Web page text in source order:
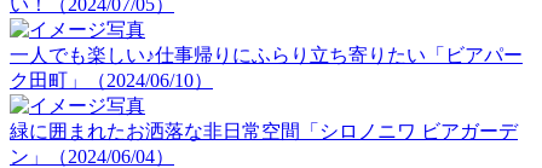
一人でも楽しい♪仕事帰りにふらり立ち寄りたい「ビアパー
ク田町」（2024/06/10）
緑に囲まれたお洒落な非日常空間「シロノニワ ビアガーデ
ン」（2024/06/04）